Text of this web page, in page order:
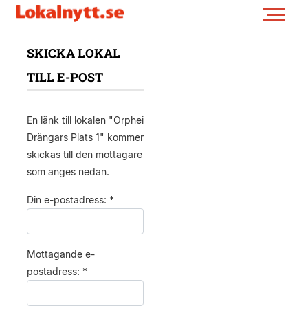
SKICKA LOKAL
TILL E-POST
En länk till lokalen "Orphei
Drängars Plats 1" kommer
skickas till den mottagare
som anges nedan.
Din e-postadress: *
Mottagande e-
postadress: *